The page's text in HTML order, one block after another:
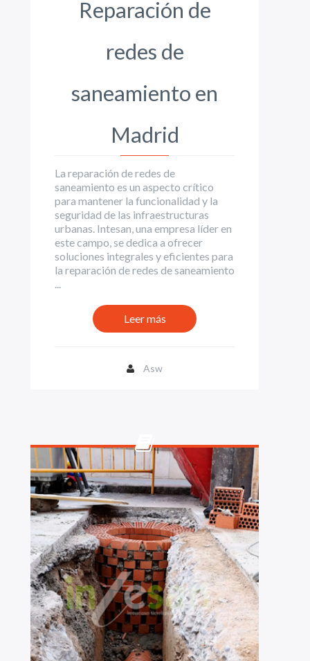
Reparación de
redes de
saneamiento en
Madrid
La reparación de redes de
saneamiento es un aspecto crítico
para mantener la funcionalidad y la
seguridad de las infraestructuras
urbanas. Intesan, una empresa líder en
este campo, se dedica a ofrecer
soluciones integrales y eficientes para
la reparación de redes de saneamiento
Leer más
Asw